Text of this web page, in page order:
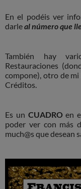
En el podéis ver
darleal número que
También hay
Restauraciones
compone), otro de
Créditos.
Es un CUADROen
poder ver con más
much@s que desean